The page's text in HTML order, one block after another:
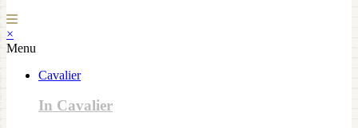
×
Menu
Cavalier
In Cavalier